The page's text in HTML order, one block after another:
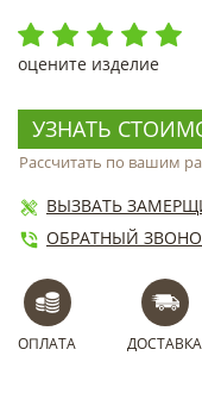
оцените изделие
УЗНАТЬ
Рассчитать по вашим
ВЫЗВАТЬ
ОБРАТНЫЙ
ОПЛАТА ДОСТАВКА